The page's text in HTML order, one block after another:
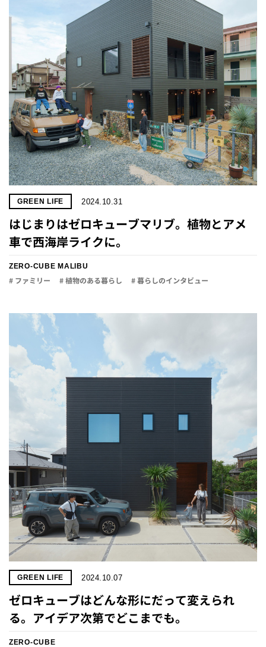
GREEN LIFE 2024.10.31
はじまりはゼロキューブマリブ。植物とアメ
車で西海岸ライクに。
ZERO-CUBE MALIBU
# ファミリー # 植物のある暮らし # 暮らしのインタビュー
GREEN LIFE 2024.10.07
ゼロキューブはどんな形にだって変えられ
る。アイデア次第でどこまでも。
ZERO-CUBE